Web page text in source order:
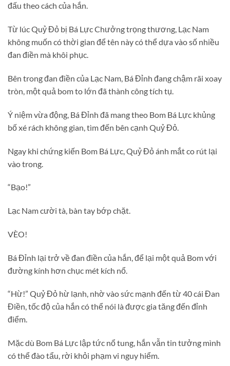
đấu theo cách của hắn.
Từ lúc Quỷ Đỏ bị Bá Lực Chưởng trọng thương, Lạc Nam
không muốn có thời gian để tên này có thể dựa vào số nhiều
đan điền mà khôi phục.
Bên trong đan điền của Lạc Nam, Bá Đỉnh đang chậm rãi xoay
tròn, một quả bom to lớn đã thành công tích tụ.
Ý niệm vừa động, Bá Đỉnh đã mang theo Bom Bá Lực khủng
bố xé rách không gian, tìm đến bên cạnh Quỷ Đỏ.
Ngay khi chứng kiến Bom Bá Lực, Quỷ Đỏ ánh mắt co rút lại
vào trong.
“Bạo!”
Lạc Nam cười tà, bàn tay bớp chặt.
VÈO!
Bá Đỉnh lại trở về đan điền của hắn, để lại một quả Bom với
đường kính hơn chục mét kích nổ.
“Hừ!” Quỷ Đỏ hừ lạnh, nhờ vào sức mạnh đến từ 40 cái Đan
Điền, tốc độ của hắn có thể nói là được gia tăng đến đỉnh
điểm.
Mặc dù Bom Bá Lực lập tức nổ tung, hắn vẫn tin tưởng mình
có thể đào tẩu, rời khỏi phạm vi nguy hiểm.